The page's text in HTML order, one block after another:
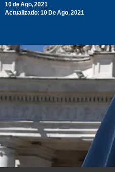
10 de Ago, 2021
Actualizado: 10 De Ago, 2021